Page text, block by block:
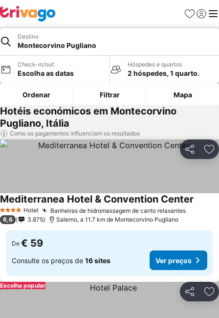
Favoritos
Iniciar
Destino
Montecorvino Pugliano
Check-in/out
Escolha as datas
Hóspedes e quartos
2 hóspedes, 1 quarto.
Ordenar Filtrar Mapa
Hotéis económicos em Montecorvino
Pugliano, Itália
Como os pagamentos influenciam os resultados
Partilhar
4 EstrelasHotel Banheiras de hidromassagem de canto relaxantesVer
Mediterranea Hotel & Convention Center
6,6 3.875 Salerno, a 11.7 km de Montecorvino Pugliano
De € 59
Consulte os preços de 16 sites Ver preços
Partilhar
Escolha popular